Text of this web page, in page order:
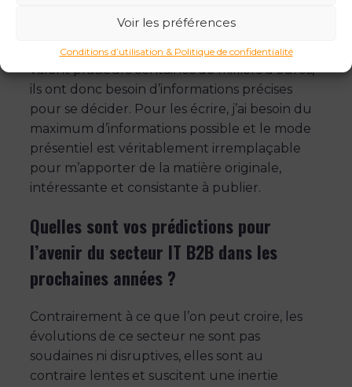
Voir les préférences
Conditions d’utilisation & Politique de confidentialité
et techniques, plus ils sont lus et utiles, car les
lecteurs investissent dans des solutions qui
valent plusieurs centaines de milliers d’euros,
ils ont donc besoin d’informations précises
pour se décider. Pour les écrire, j’ai besoin du
maximum d’informations possible et le mode
présentiel est véritablement irremplaçable
pour m’apporter de la matière originale,
intéressante et consistante à publier.
Quelles sont vos prédictions pour
l’avenir du secteur IT B2B dans les
prochaines années ?
Contrairement à ce que l’on peut croire, les
évolutions de ce secteur ne sont pas
soudaines ni disruptives, elles sont au
contraire lentes et suscitent une inertie